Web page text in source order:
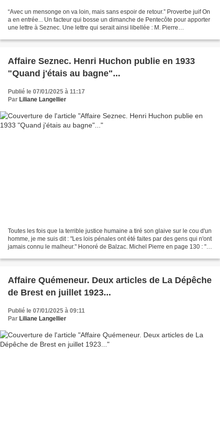
“Avec un mensonge on va loin, mais sans espoir de retour.” Proverbe juif On
a en entrée... Un facteur qui bosse un dimanche de Pentecôte pour apporter
une lettre à Seznec. Une lettre qui serait ainsi libellée : M. Pierre
Affaire Seznec. Henri Huchon publie en 1933
"Quand j'étais au bagne"...
Publié le 07/01/2025 à 11:17
Par Liliane Langellier
Toutes les fois que la terrible justice humaine a tiré son glaive sur le cou d'un
homme, je me suis dit : "Les lois pénales ont été faites par des gens qui n'ont
jamais connu le malheur." Honoré de Balzac. Michel Pierre en page 130 : "Il
Affaire Quémeneur. Deux articles de La Dépêche
de Brest en juillet 1923...
Publié le 07/01/2025 à 09:11
Par Liliane Langellier